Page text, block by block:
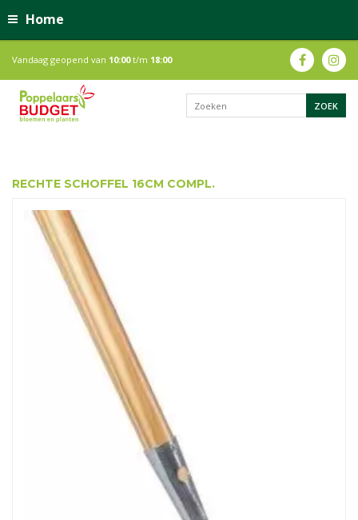
Home
Vandaag geopend van 10:00t/m 18:00
RECHTE SCHOFFEL 16CM COMPL.